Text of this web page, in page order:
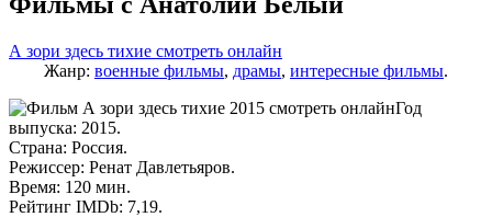
А зори здесь тихие смотреть онлайн
Жанр: военные фильмы, драмы, интересные фильмы.
Год
выпуска: 2015.
Страна: Россия.
Режиссер: Ренат Давлетьяров.
Время: 120 мин.
Рейтинг IMDb: 7,19.